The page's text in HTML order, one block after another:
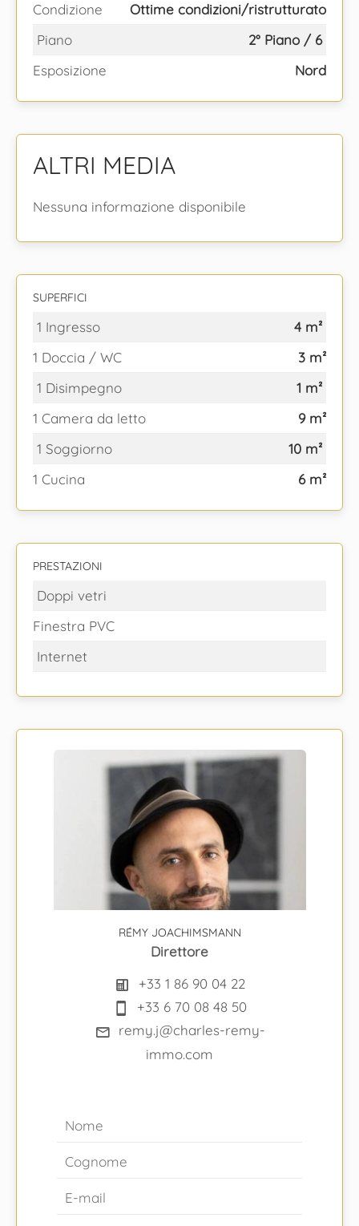
Condizione
Ottime condizioni/ristrutturato
Piano
2° Piano / 6
Esposizione
Nord
ALTRI MEDIA
Nessuna informazione disponibile
SUPERFICI
1 Ingresso
4 m²
1 Doccia / WC
3 m²
1 Disimpegno
1 m²
1 Camera da letto
9 m²
1 Soggiorno
10 m²
1 Cucina
6 m²
PRESTAZIONI
Doppi vetri
Finestra PVC
Internet
RÉMY JOACHIMSMANN
Direttore
+33 1 86 90 04 22
+33 6 70 08 48 50
remy.j@charles-remy-
immo.com